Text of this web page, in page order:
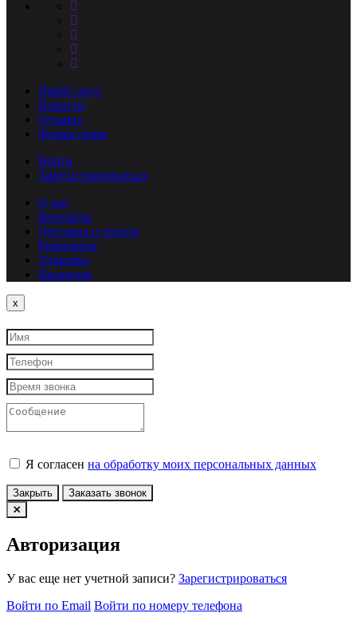
Прайс-лист
Новости
Отзывы
Форма связи
Войти
Зарегистрироваться
О нас
Контакты
Доставка и оплата
Реквизиты
Упаковка
Вакансии
x
Я согласен на обработку моих персональных данных
Закрыть Заказать звонок
Авторизация
У вас еще нет учетной записи? Зарегистрироваться
Войти по Email Войти по номеру телефона